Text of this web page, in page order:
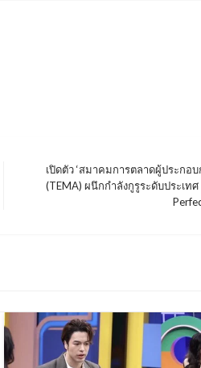
เปิดตัว ‘สมาคมการตลาดผู้ประกอบ
(TEMA) ผนึกกำลังกูรูระดับประเท